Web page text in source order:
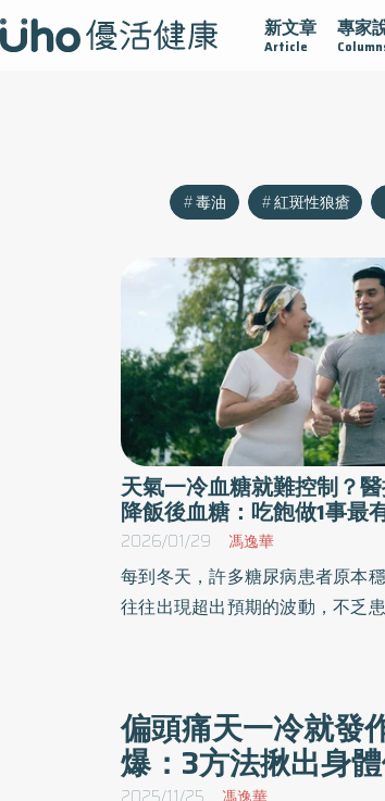
新文章
Article
專家
疫情保衛戰 再生醫學 愛的未來視 認識
毒油 紅斑性狼瘡
天氣一冷血糖就難控制？醫
降飯後血糖：吃飽做1事最
2026/01/29 馮逸華
每到冬天，許多糖尿病患者原本
往往出現超出預期的波動，不乏
序與飯後活動3方面著手，能有效
偏頭痛天一冷就發
爆：3方法揪出身
2025/11/25 馮逸華